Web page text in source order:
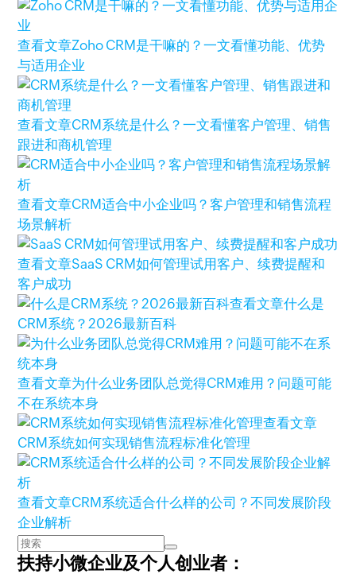
查看文章Zoho CRM是干嘛的？一文看懂功能、优势
与适用企业
查看文章CRM系统是什么？一文看懂客户管理、销售
跟进和商机管理
查看文章CRM适合中小企业吗？客户管理和销售流程
场景解析
查看文章SaaS CRM如何管理试用客户、续费提醒和
客户成功
查看文章什么是
CRM系统？2026最新百科
查看文章为什么业务团队总觉得CRM难用？问题可能
不在系统本身
查看文章
CRM系统如何实现销售流程标准化管理
查看文章CRM系统适合什么样的公司？不同发展阶段
企业解析
扶持小微企业及个人创业者：